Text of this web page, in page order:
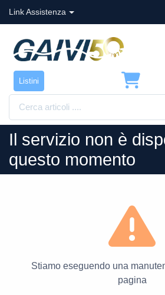
Link Assistenza
Listini
Il servizio non è
questo momento
Stiamo eseguendo una
pagina